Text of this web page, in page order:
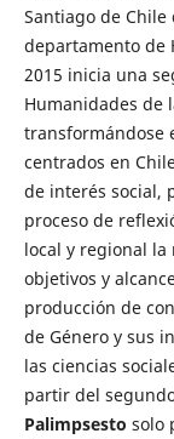
Santiago de Chile
departamento de
2015 inicia una
Humanidades de
transformándose
centrados en
de interés social,
proceso de
local y regional la
objetivos y
producción de
de Género y sus
las ciencias
partir del
Palimpsesto solo